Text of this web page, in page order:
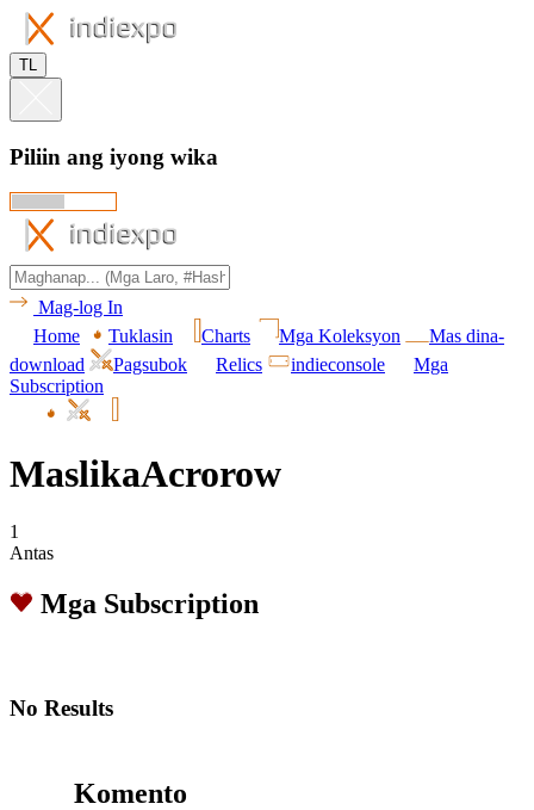
TL
Piliin ang iyong wika
Mag-log In
Home
Tuklasin Charts Mga Koleksyon
Mas dina-
download
Pagsubok Relics indieconsole
Mga
Subscription
MaslikaAcrorow
1
Antas
Mga Subscription
No Results
Komento